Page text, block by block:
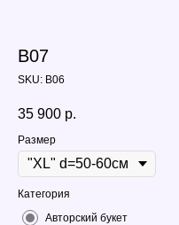
B07
SKU: B06
35 900 р.
Размер
Категория
Авторский букет